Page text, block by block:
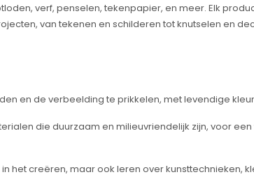
verf, penselen, tekenpapier, en meer. Elk
van tekenen en schilderen tot knutselen en
en de verbeelding te prikkelen, met levendige
die duurzaam en milieuvriendelijk zijn, voor
het creëren, maar ook leren over